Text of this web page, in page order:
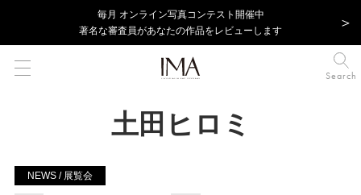
毎⽉ オンライン写真コンテスト開催中
著名な審査員があなたの作品をレビューします
Search
土田ヒロミ
NEWS / 展覧会